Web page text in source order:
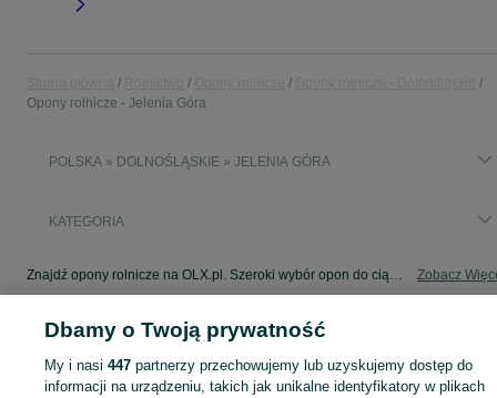
Opony rolnicze - Jelenia Góra
POLSKA » DOLNOŚLĄSKIE » JELENIA GÓRA
KATEGORIA
Znajdź opony rolnicze na OLX.pl. Szeroki wybór opon do ciągników, kombajnów i innych maszyn rolniczych. Sprawdź ogłoszenia w miejscowości Jelenia Góra! Zobacz
Mapa kategorii
Mapa miejscowości
Mapa ministron
Dbamy o Twoją prywatność
My i nasi447 partnerzy przechowujemy lub uzyskujemy dostęp do
informacji na urządzeniu, takich jak unikalne identyfikatory w plikach